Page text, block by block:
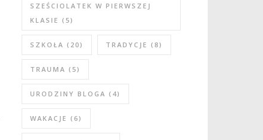
SZEŚCIOLATEK W PIERWSZEJ
KLASIE (5)
SZKOŁA (20) TRADYCJE (8)
TRAUMA (5)
URODZINY BLOGA (4)
WAKACJE (6)